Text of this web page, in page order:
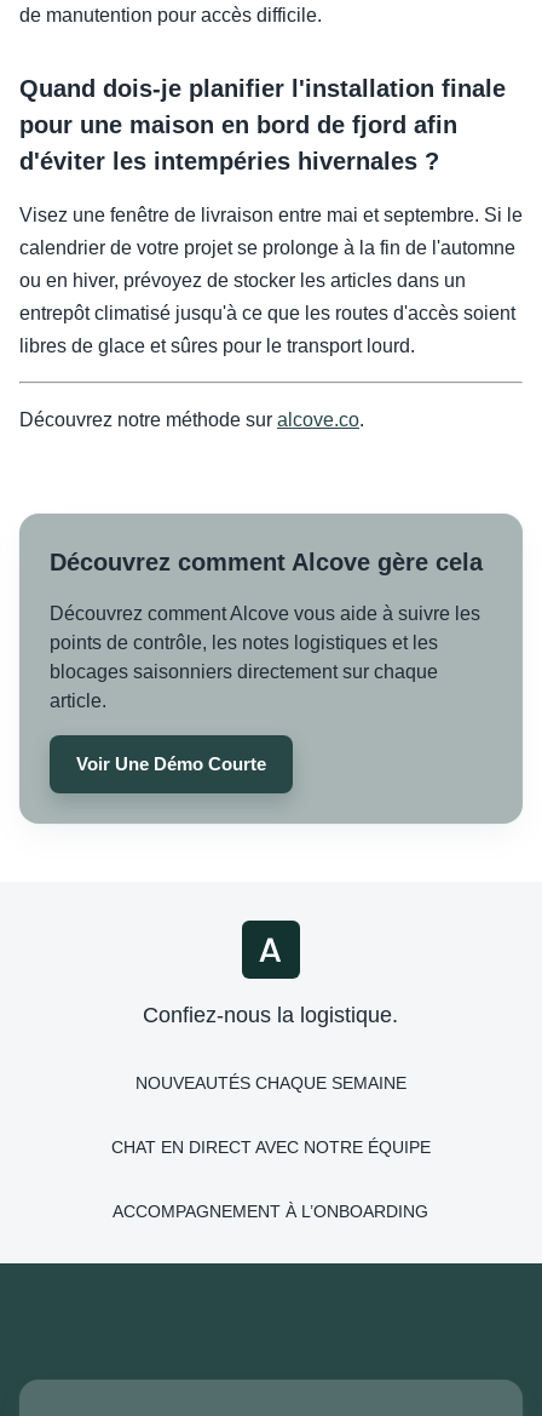
de manutention pour accès difficile.
Quand dois-je planifier l'installation finale
pour une maison en bord de fjord afin
d'éviter les intempéries hivernales ?
Visez une fenêtre de livraison entre mai et septembre. Si le
calendrier de votre projet se prolonge à la fin de l'automne
ou en hiver, prévoyez de stocker les articles dans un
entrepôt climatisé jusqu'à ce que les routes d'accès soient
libres de glace et sûres pour le transport lourd.
Découvrez notre méthode sur alcove.co.
Découvrez comment Alcove gère cela
Découvrez comment Alcove vous aide à suivre les
points de contrôle, les notes logistiques et les
blocages saisonniers directement sur chaque
article.
Voir Une Démo Courte
Confiez-nous la logistique.
NOUVEAUTÉS CHAQUE SEMAINE
CHAT EN DIRECT AVEC NOTRE ÉQUIPE
ACCOMPAGNEMENT À L’ONBOARDING